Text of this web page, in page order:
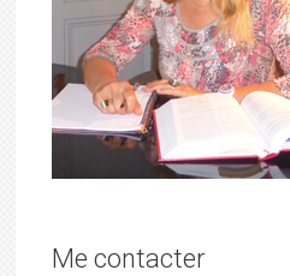
Me contacter